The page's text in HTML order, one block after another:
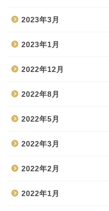
2023年3月
2023年1月
2022年12月
2022年8月
2022年5月
2022年3月
2022年2月
2022年1月